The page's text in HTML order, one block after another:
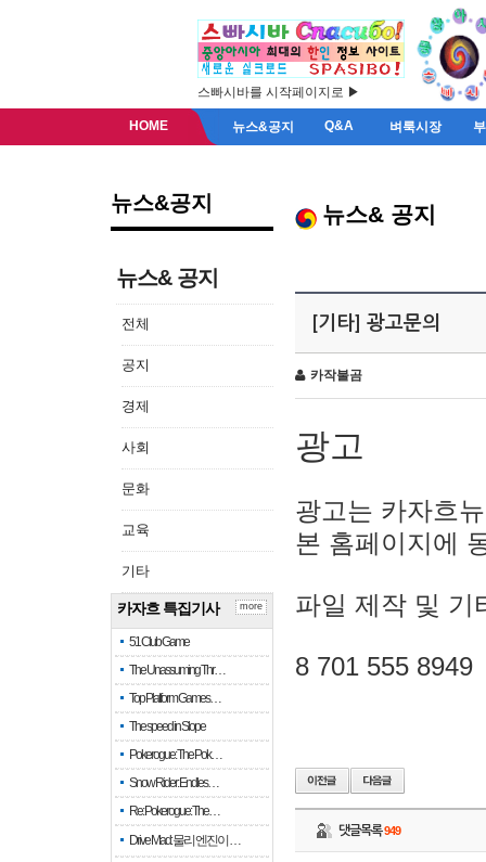
스빠시바를 시작페이지로 ▶
HOME 뉴스&공지 Q&A 벼룩시장
뉴스&공지
뉴스& 공지
전체
공지
경제
사회
문화
교육
기타
카자흐 특집기사
51 Club Game
The Unassuming Thr…
Top Platform Games…
The speed in Slope
Pokerogue: The Pok…
Snow Rider: Endles…
Re: Pokerogue: The…
Drive Mad: 물리 엔진이 …
more
뉴스& 공지
[기타] 광고문의
카작불곰
광고
광고는 카자흐
본 홈페이지에
파일 제작 및 기
8 701 555 8949
댓글목록949